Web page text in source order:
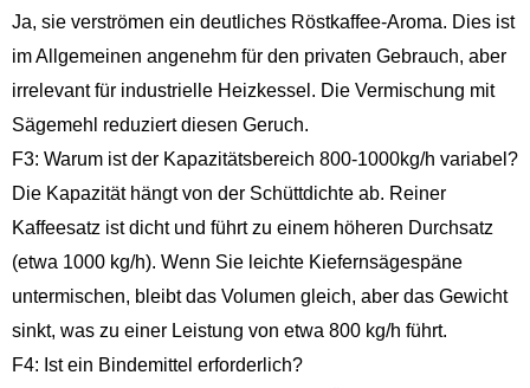
Ja, sie verströmen ein deutliches Röstkaffee-Aroma. Dies ist
im Allgemeinen angenehm für den privaten Gebrauch, aber
irrelevant für industrielle Heizkessel. Die Vermischung mit
Sägemehl reduziert diesen Geruch.
F3: Warum ist der Kapazitätsbereich 800-1000kg/h variabel?
Die Kapazität hängt von der Schüttdichte ab. Reiner
Kaffeesatz ist dicht und führt zu einem höheren Durchsatz
(etwa 1000 kg/h). Wenn Sie leichte Kiefernsägespäne
untermischen, bleibt das Volumen gleich, aber das Gewicht
sinkt, was zu einer Leistung von etwa 800 kg/h führt.
F4: Ist ein Bindemittel erforderlich?